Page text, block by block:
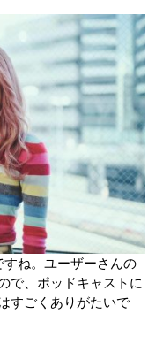
ね。ユーザーさんの
で、ポッドキャストに
すごくありがたいで